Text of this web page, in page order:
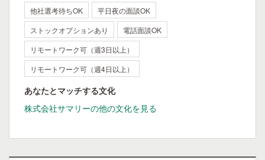
他社選考待ちOK
平日夜の面談OK
ストックオプションあり
電話面談OK
リモートワーク可（週3日以上）
リモートワーク可（週4日以上）
あなたとマッチする文化
株式会社サマリーの他の文化を見る